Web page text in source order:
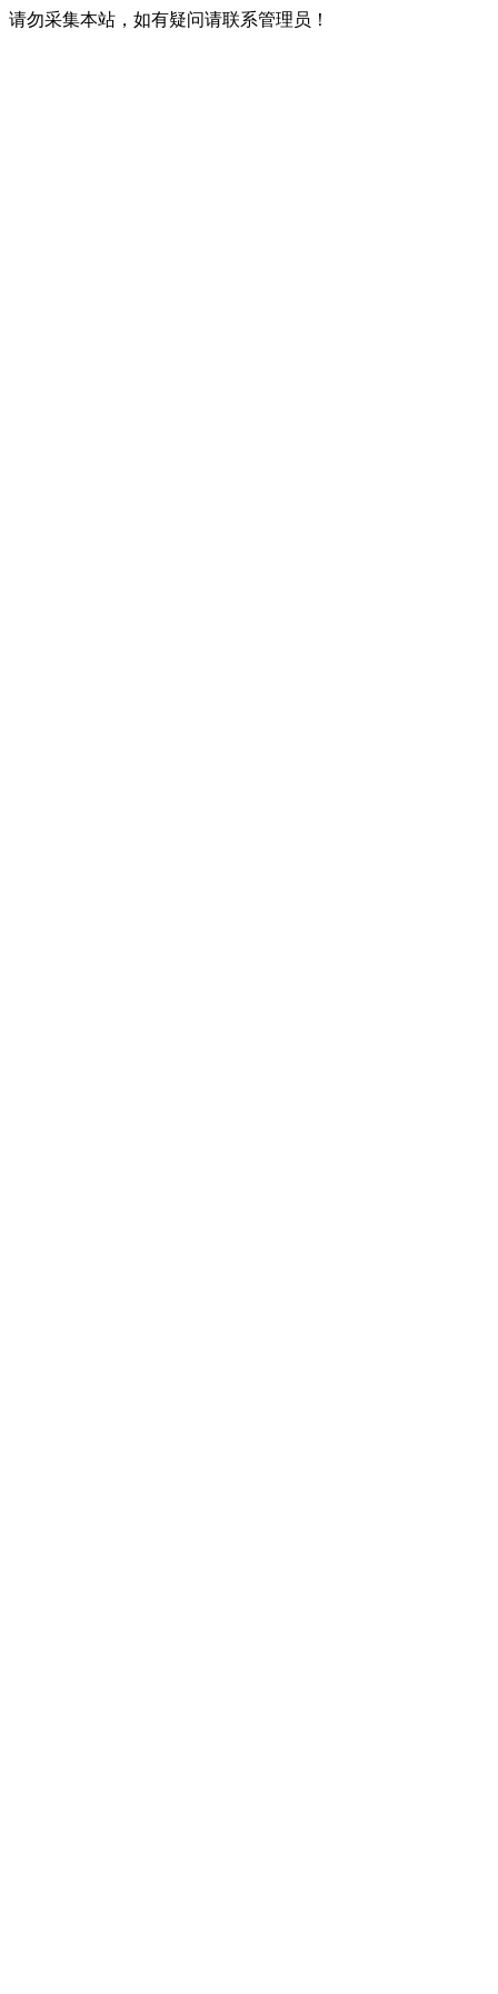
请勿采集本站，如有疑问请联系管理员！